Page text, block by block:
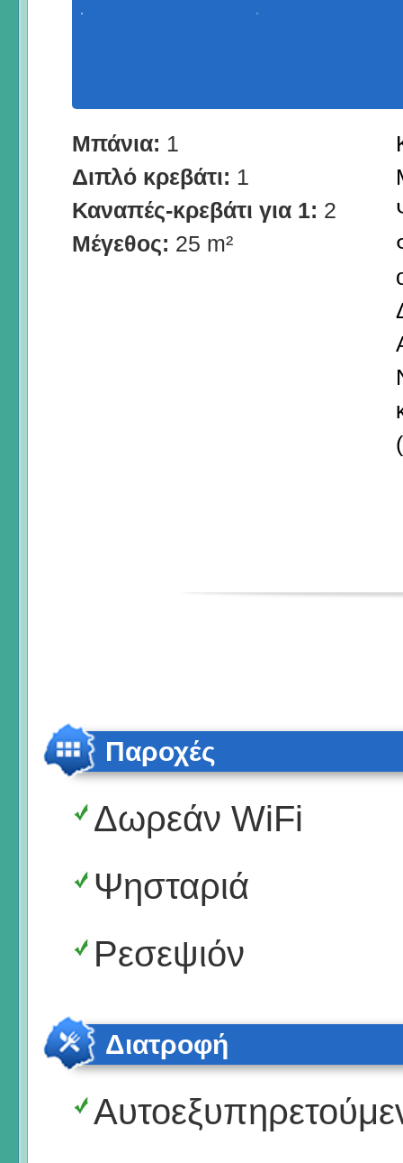
Μπάνια: 1
Διπλό κρεβάτι: 1
Καναπές-κρεβάτι για 1: 2
Μέγεθος: 25 m²
Παροχές
Δωρεάν WiFi
Ψησταριά
Ρεσεψιόν
Διατροφή